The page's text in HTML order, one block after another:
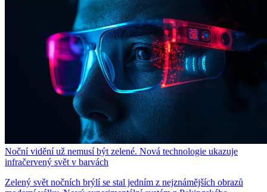
Noční vidění už nemusí být zelené. Nová technologie ukazuje
infračervený svět v barvách
Zelený svět nočních brýlí se stal jedním z nejznámějších obrazů